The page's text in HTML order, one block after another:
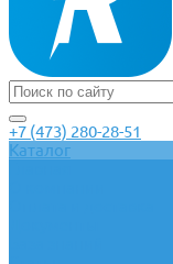
+7 (473) 280-28-51
Каталог